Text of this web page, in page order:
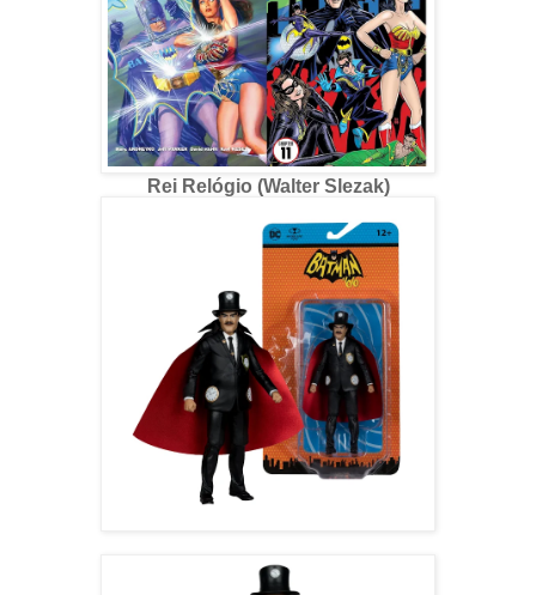
Rei Relógio (Walter Slezak)